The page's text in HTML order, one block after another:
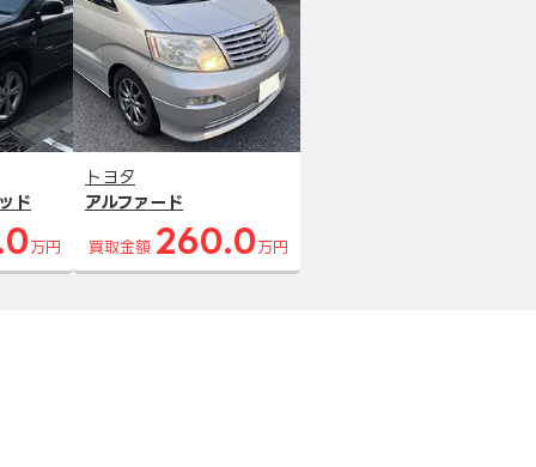
ド
万円
トヨタ
アルファード
買取金額 260.0 万円